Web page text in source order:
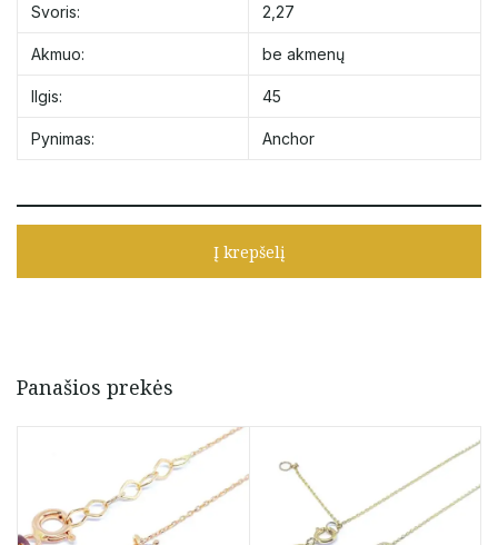
Svoris: 2,27
Akmuo: be akmenų
Ilgis: 45
Pynimas: Anchor
Į krepšelį
Panašios prekės